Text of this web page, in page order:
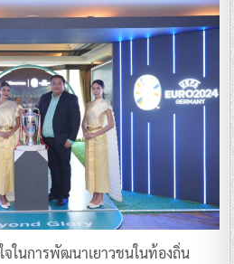
จในการพัฒนาเยาวชนในท้องถิ่น